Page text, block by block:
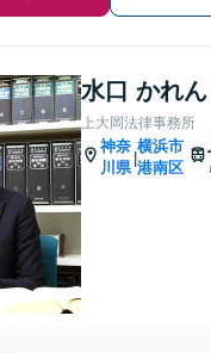
水口 かれん
上大岡法律事務所
神奈
川県
|
横浜市
港南区